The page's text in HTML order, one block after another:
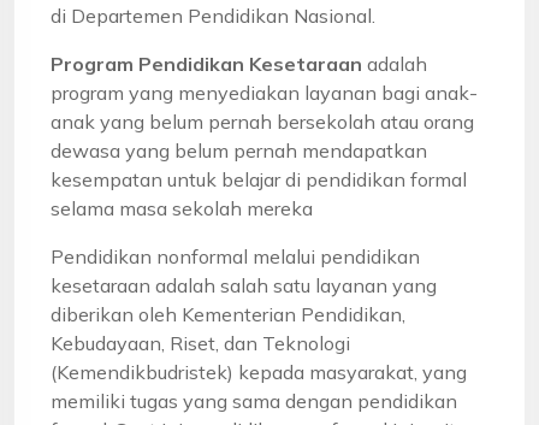
di Departemen Pendidikan Nasional.
Program Pendidikan Kesetaraan adalah
program yang menyediakan layanan bagi anak-
anak yang belum pernah bersekolah atau orang
dewasa yang belum pernah mendapatkan
kesempatan untuk belajar di pendidikan formal
selama masa sekolah mereka
Pendidikan nonformal melalui pendidikan
kesetaraan adalah salah satu layanan yang
diberikan oleh Kementerian Pendidikan,
Kebudayaan, Riset, dan Teknologi
(Kemendikbudristek) kepada masyarakat, yang
memiliki tugas yang sama dengan pendidikan